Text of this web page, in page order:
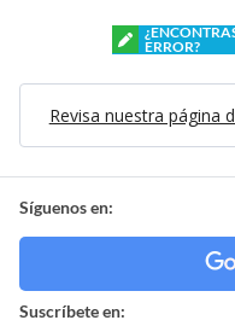
ERROR?
Revisa nuestra página
Síguenos en:
Suscríbete en: